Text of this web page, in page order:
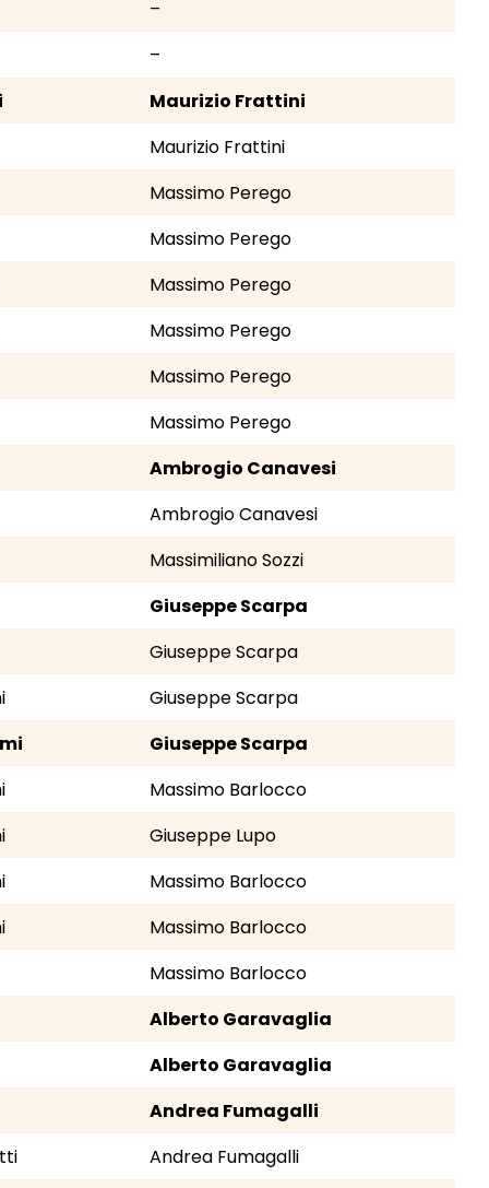
–
–
Maurizio Frattini
Maurizio Frattini
Massimo Perego
Massimo Perego
Massimo Perego
Massimo Perego
Massimo Perego
Massimo Perego
Ambrogio Canavesi
Ambrogio Canavesi
Massimiliano Sozzi
Giuseppe Scarpa
Giuseppe Scarpa
Giuseppe Scarpa
Giuseppe Scarpa
Massimo Barlocco
Giuseppe Lupo
Massimo Barlocco
Massimo Barlocco
Massimo Barlocco
Alberto Garavaglia
Alberto Garavaglia
Andrea Fumagalli
Andrea Fumagalli